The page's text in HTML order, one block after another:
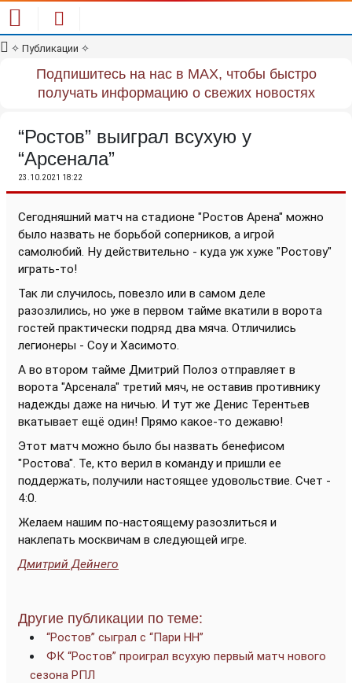
✧ Публикации ✧
Подпишитесь на нас в MAX, чтобы быстро
получать информацию о свежих новостях
“Ростов” выиграл всухую у
“Арсенала”
23.10.2021 18:22
Сегодняшний матч на стадионе "Ростов Арена" можно
было назвать не борьбой соперников, а игрой
самолюбий. Ну действительно - куда уж хуже "Ростову"
играть-то!
Так ли случилось, повезло или в самом деле
разозлились, но уже в первом тайме вкатили в ворота
гостей практически подряд два мяча. Отличились
легионеры - Соу и Хасимото.
А во втором тайме Дмитрий Полоз отправляет в
ворота "Арсенала" третий мяч, не оставив противнику
надежды даже на ничью. И тут же Денис Терентьев
вкатывает ещё один! Прямо какое-то дежавю!
Этот матч можно было бы назвать бенефисом
"Ростова". Те, кто верил в команду и пришли ее
поддержать, получили настоящее удовольствие. Счет -
4:0.
Желаем нашим по-настоящему разозлиться и
наклепать москвичам в следующей игре.
Дмитрий Дейнего
Другие публикации по теме:
“Ростов” сыграл с “Пари НН”
ФК “Ростов” проиграл всухую первый матч нового
сезона РПЛ